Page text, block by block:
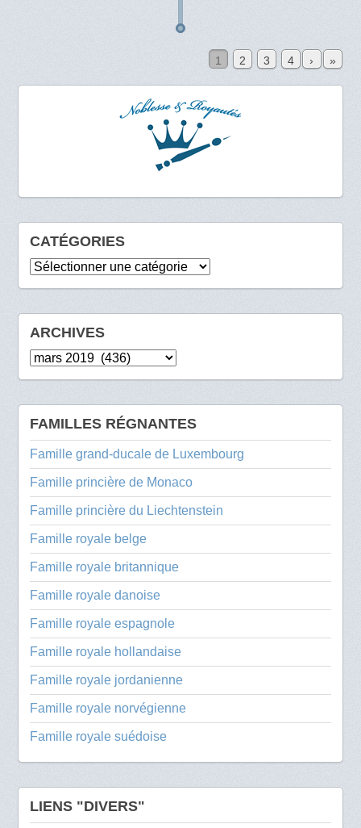
1 2 3 4 › »
CATÉGORIES
Catégories
ARCHIVES
Archives
FAMILLES RÉGNANTES
Famille grand-ducale de Luxembourg
Famille princière de Monaco
Famille princière du Liechtenstein
Famille royale belge
Famille royale britannique
Famille royale danoise
Famille royale espagnole
Famille royale hollandaise
Famille royale jordanienne
Famille royale norvégienne
Famille royale suédoise
LIENS "DIVERS"